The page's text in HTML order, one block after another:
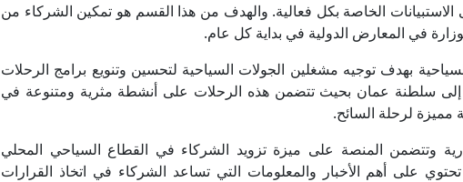
الخاصة بكل فعالية. والهدف من هذا القسم هو تمكين الشركاء من
في المعارض الدولية في بداية كل عام.
بهدف توجيه مشغلين الجولات السياحية لتحسين وتنويع برامج الرحلات
إلى سلطنة عمان بحيث تتضمن هذه الرحلات على أنشطة مثرية ومتنوعة في
لرحلة السائح.
وتتضمن المنصة على ميزة تزويد الشركاء في القطاع السياحي المحلي
تحتوي على أهم الأخبار والمعلومات التي تساعد الشركاء في اتخاذ القرارات